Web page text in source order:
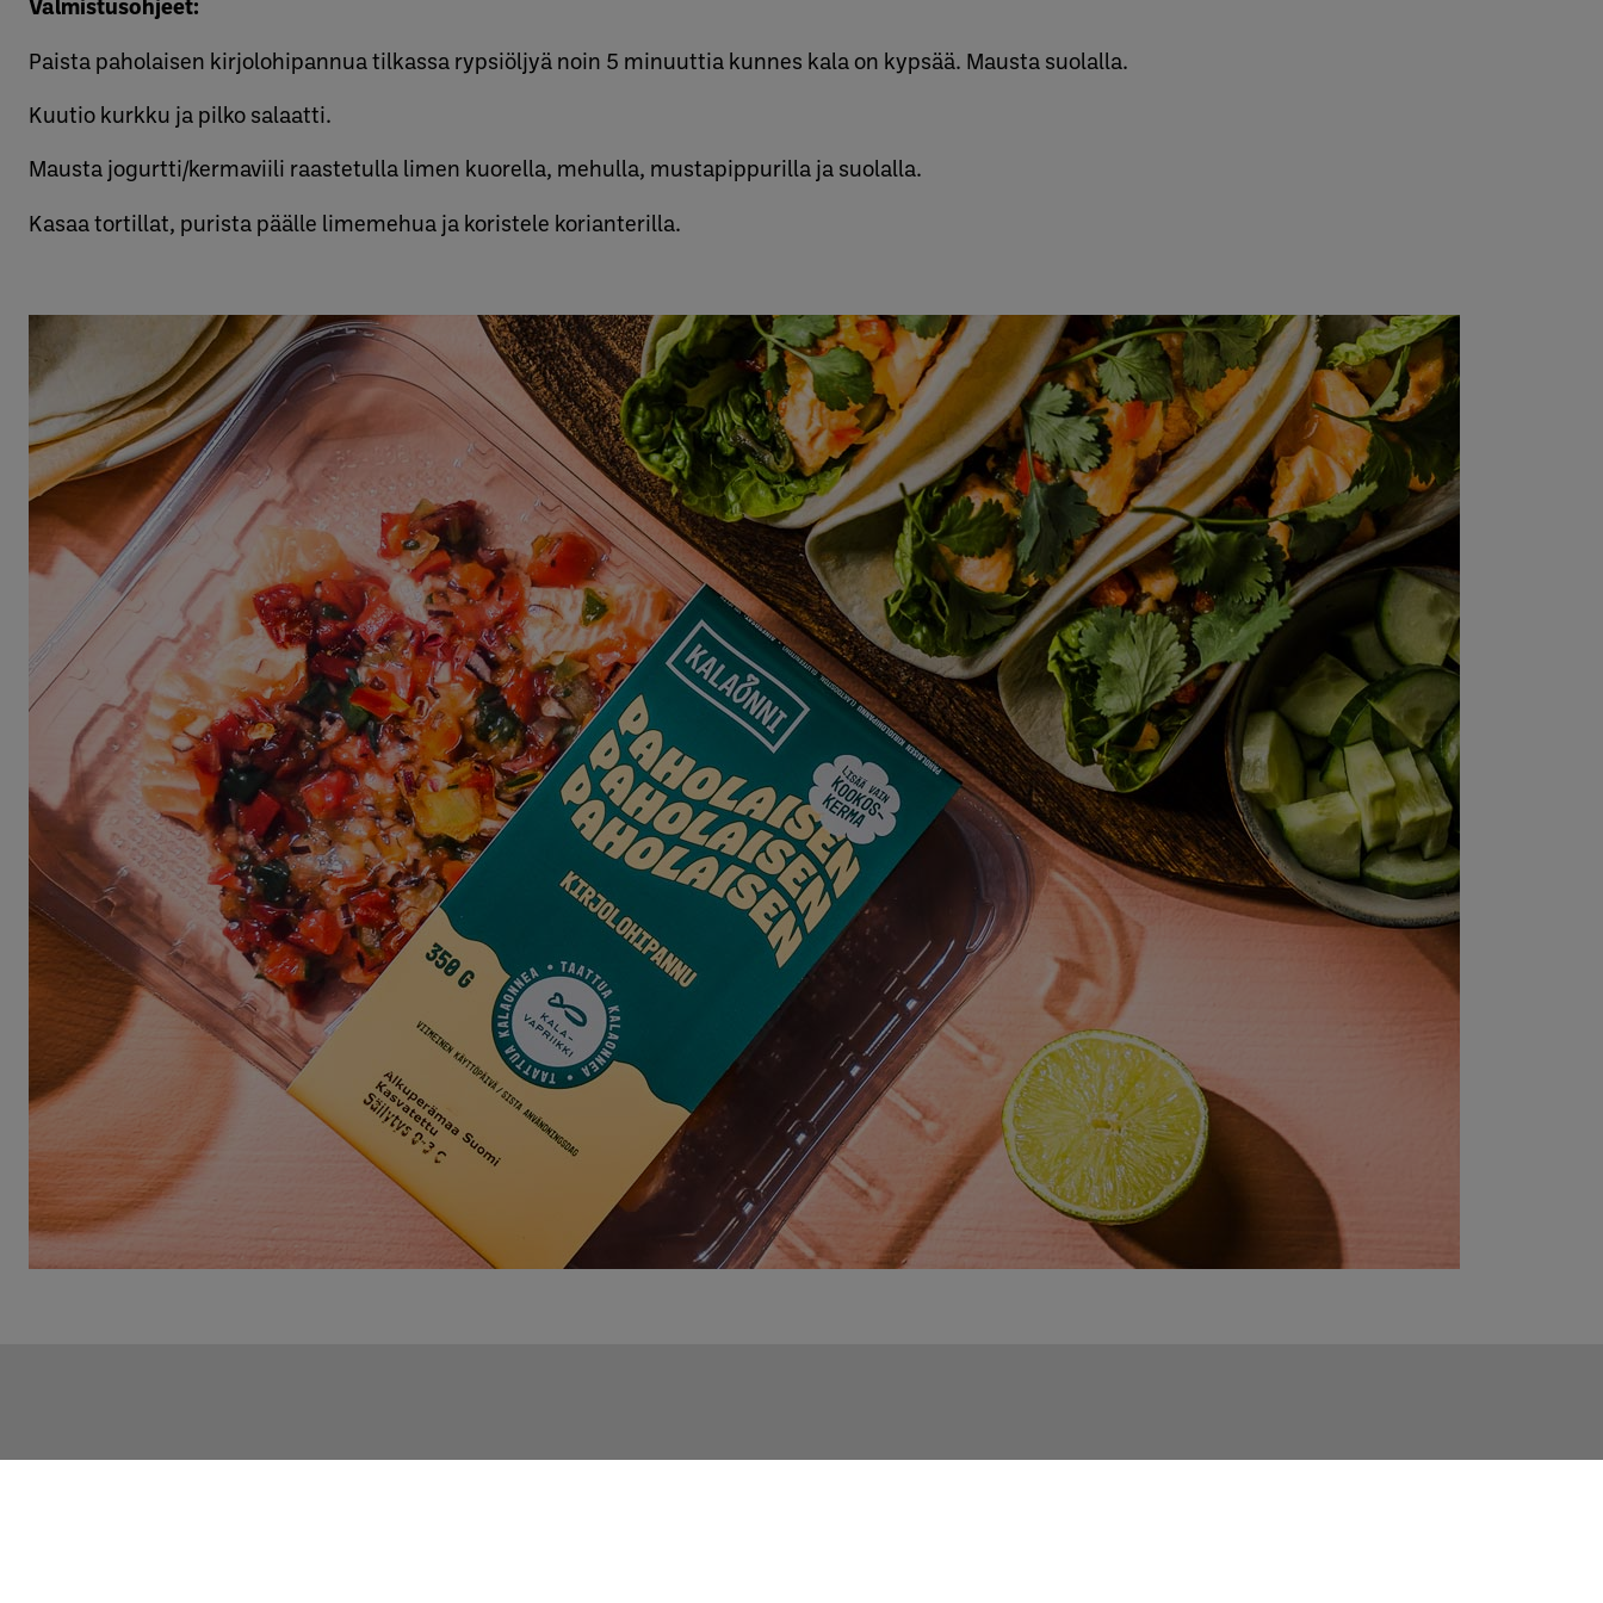
Valmistusohjeet:
Paista paholaisen kirjolohipannua tilkassa rypsiöljyä noin 5 minuuttia kunnes kala on kypsää. Mausta suolalla.
Kuutio kurkku ja pilko salaatti.
Mausta jogurtti/kermaviili raastetulla limen kuorella, mehulla, mustapippurilla ja suolalla.
Kasaa tortillat, purista päälle limemehua ja koristele korianterilla.